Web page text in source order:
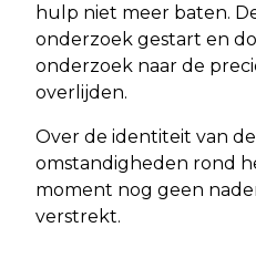
hulp niet meer baten.
onderzoek gestart en
onderzoek naar de
overlijden.
Over de identiteit van
omstandigheden rond
moment nog geen
verstrekt.